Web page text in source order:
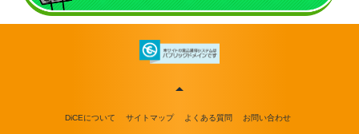
DiCEについて サイトマップ よくある質問 お問い合わせ